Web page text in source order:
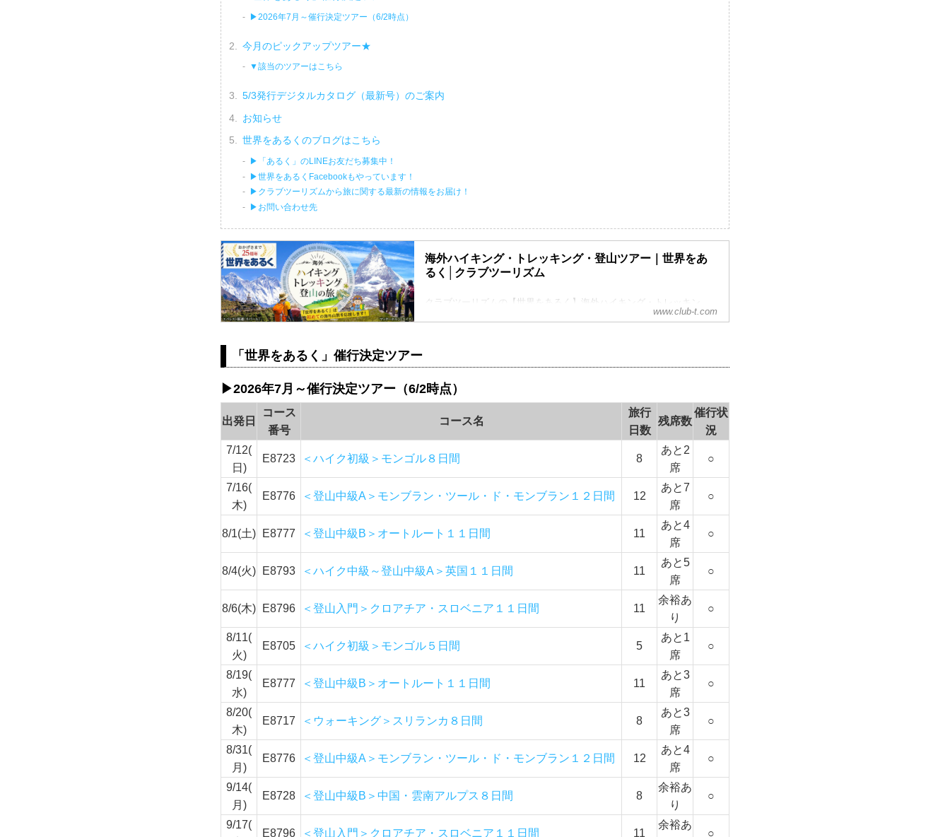
▶2026年7月～催行決定ツアー（6/2時点）
今月のピックアップツアー★
▼該当のツアーはこちら
5/3発行デジタルカタログ（最新号）のご案内
お知らせ
世界をあるくのブログはこちら
▶「あるく」のLINEお友だち募集中！
▶世界をあるくFacebookもやっています！
▶クラブツーリズムから旅に関する最新の情報をお届け！
▶お問い合わせ先
海外ハイキング・トレッキング・登山ツアー｜世界をあ
るく│クラブツーリズム
クラブツーリズムの【世界をあるく】海外ハイキング・トレッキン
グ・登山の旅・ツアー特集！海外の雄大な山々を一緒に歩いてみませ
www.club-t.com
「世界をあるく」催行決定ツアー
▶2026年7月～催行決定ツアー（6/2時点）
出発日
コース
番号
コース名
旅行
日数
残席数
催行状
況
7/12(
日)
E8723 ＜ハイク初級＞モンゴル８日間 8
あと2
席
○
7/16(
木)
E8776 ＜登山中級A＞モンブラン・ツール・ド・モンブラン１２日間 12
あと7
席
○
8/1(土) E8777 ＜登山中級B＞オートルート１１日間 11
あと4
席
○
8/4(火) E8793 ＜ハイク中級～登山中級A＞英国１１日間 11
あと5
席
○
8/6(木) E8796 ＜登山入門＞クロアチア・スロベニア１１日間 11
余裕あ
り
○
8/11(
火)
E8705 ＜ハイク初級＞モンゴル５日間 5
あと1
席
○
8/19(
水)
E8777 ＜登山中級B＞オートルート１１日間 11
あと3
席
○
8/20(
木)
E8717 ＜ウォーキング＞スリランカ８日間 8
あと3
席
○
8/31(
月)
E8776 ＜登山中級A＞モンブラン・ツール・ド・モンブラン１２日間 12
あと4
席
○
9/14(
月)
E8728 ＜登山中級B＞中国・雲南アルプス８日間 8
余裕あ
り
○
9/17(
E8796 ＜登山入門＞クロアチア・スロベニア１１日間 11
余裕あ
○